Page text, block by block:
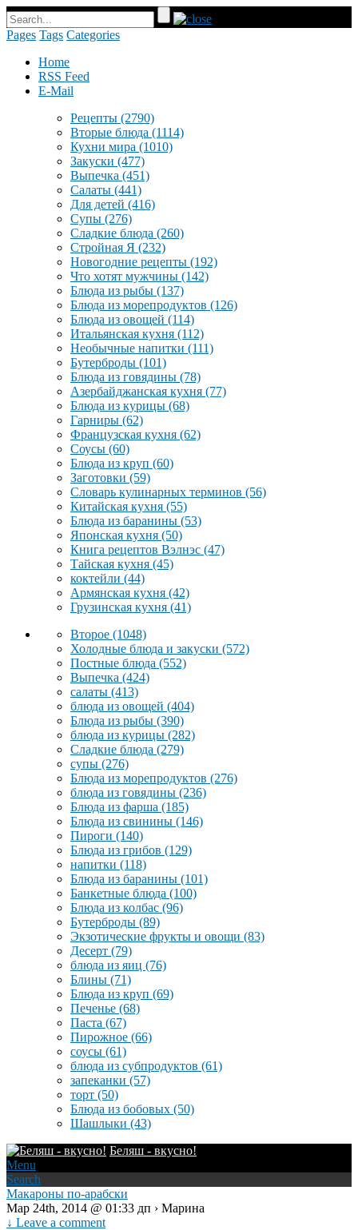
Pages Tags Categories
Home
RSS Feed
E-Mail
Рецепты (2790)
Вторые блюда (1114)
Кухни мира (1010)
Закуски (477)
Выпечка (451)
Салаты (441)
Для детей (416)
Супы (276)
Сладкие блюда (260)
Стройная Я (232)
Новогодние рецепты (192)
Что хотят мужчины (142)
Блюда из рыбы (137)
Блюда из морепродуктов (126)
Блюда из овощей (114)
Итальянская кухня (112)
Необычные напитки (111)
Бутерброды (101)
Блюда из говядины (78)
Азербайджанская кухня (77)
Блюда из курицы (68)
Гарниры (62)
Французская кухня (62)
Соусы (60)
Блюда из круп (60)
Заготовки (59)
Словарь кулинарных терминов (56)
Китайская кухня (55)
Блюда из баранины (53)
Японская кухня (50)
Книга рецептов Вэлнэс (47)
Тайская кухня (45)
коктейли (44)
Армянская кухня (42)
Грузинская кухня (41)
Второе (1048)
Холодные блюда и закуски (572)
Постные блюда (552)
Выпечка (424)
салаты (413)
блюда из овощей (404)
Блюда из рыбы (390)
блюда из курицы (282)
Сладкие блюда (279)
супы (276)
Блюда из морепродуктов (276)
блюда из говядины (236)
Блюда из фарша (185)
Блюда из свинины (146)
Пироги (140)
Блюда из грибов (129)
напитки (118)
Блюда из баранины (101)
Банкетные блюда (100)
Блюда из колбас (96)
Бутерброды (89)
Экзотические фрукты и овощи (83)
Десерт (79)
блюда из яиц (76)
Блины (71)
Блюда из круп (69)
Печенье (68)
Паста (67)
Пирожное (66)
соусы (61)
блюда из субпродуктов (61)
запеканки (57)
торт (50)
Блюда из бобовых (50)
Шашлыки (43)
Беляш - вкусно!
Menu
Search
Макароны по-арабски
Мар 24th, 2014 @ 01:33 дп › Марина
↓ Leave a comment